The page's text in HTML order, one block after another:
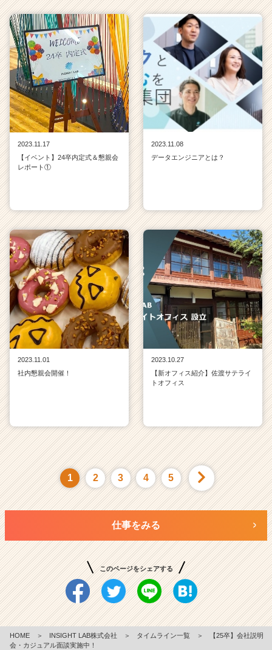
2023.11.17
【イベント】24卒内定式＆懇親会
レポート①
2023.11.08
データエンジニアとは？
2023.11.01
社内懇親会開催！
2023.10.27
【新オフィス紹介】佐渡サテライ
トオフィス
1 2 3 4 5
仕事をみる
このページをシェアする
HOME ＞ INSIGHT LAB株式会社 ＞ タイムライン一覧 ＞
【25卒】会社説明
会・カジュアル面談実施中！